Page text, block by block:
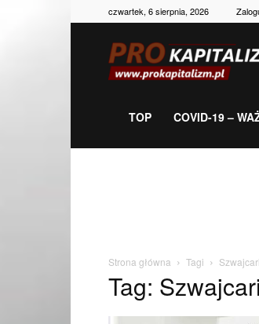
czwartek, 6 sierpnia, 2026
TOP COVID-19 –
Strona główna Tagi
Tag: